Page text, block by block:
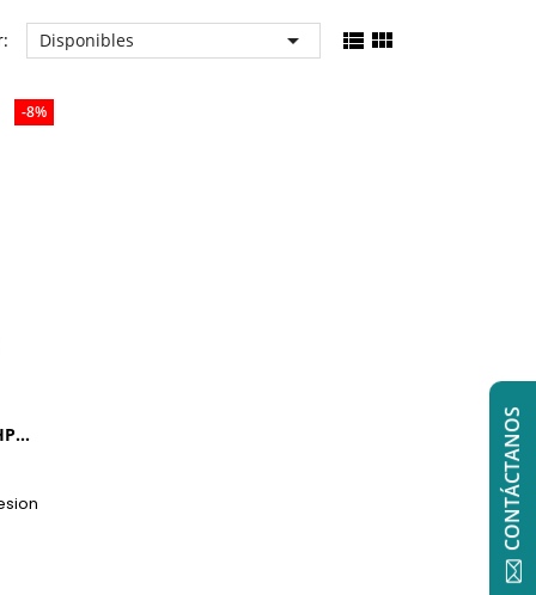
Disponibles   
-8%
CONTÁCTANOS